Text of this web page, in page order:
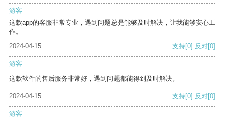
游客
这款app的客服非常专业，遇到问题总是能够及时解决，让我能够安心工
作。
2024-04-15
支持[0] 反对[0]
游客
这款软件的售后服务非常好，遇到问题都能得到及时解决。
2024-04-15 支持[0] 反对[0]
游客